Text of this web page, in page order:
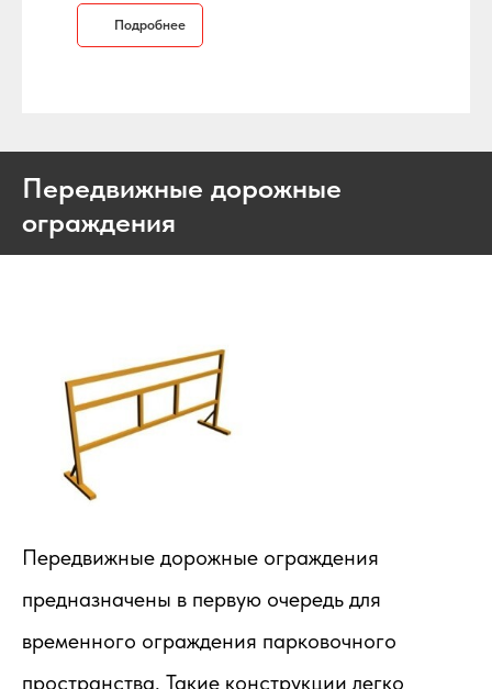
Подробнее
Передвижные дорожные
ограждения
Передвижные дорожные ограждения
предназначены в первую очередь для
временного ограждения парковочного
пространства. Такие конструкции легко